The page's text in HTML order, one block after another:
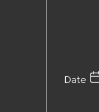
Date